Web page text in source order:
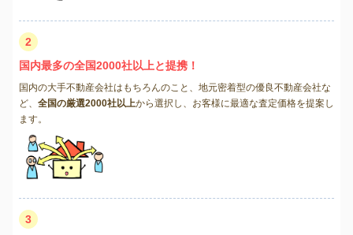
2
国内最多の全国2000社以上と提携！
国内の大手不動産会社はもちろんのこと、地元密着型の優良不動産会社な
ど、 全国の厳選2000社以上から選択し、お客様に最適な査定価格を提案し
ます。
3